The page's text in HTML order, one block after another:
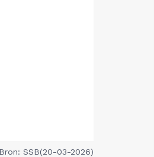
Bron: SSB(20-03-2026)